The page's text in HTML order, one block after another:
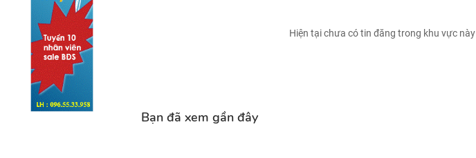
Hiện tại chưa có tin đăng trong khu vực này
Bạn đã xem gần đây